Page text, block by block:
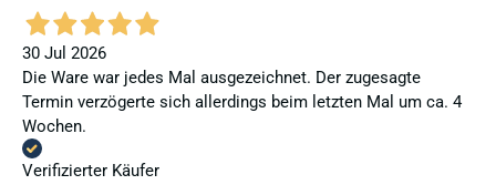
30 Jul 2026
Die Ware war jedes Mal ausgezeichnet. Der zugesagte
Termin verzögerte sich allerdings beim letzten Mal um ca. 4
Wochen.
Verifizierter Käufer